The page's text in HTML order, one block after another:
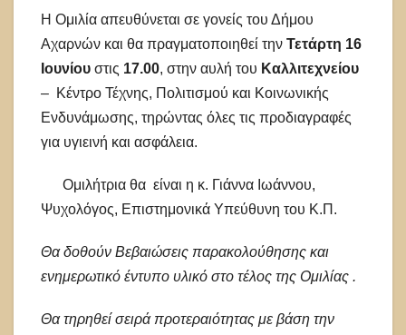
Η Ομιλία απευθύνεται σε γονείς του Δήμου
Αχαρνών και θα πραγματοποιηθεί την Τετάρτη 16
Ιουνίου στις 17.00, στην αυλή του Καλλιτεχνείου
– Κέντρο Τέχνης, Πολιτισμού και Κοινωνικής
Ενδυνάμωσης, τηρώντας όλες τις προδιαγραφές
για υγιεινή και ασφάλεια.
Ομιλήτρια θα είναι η κ. Γιάννα Ιωάννου,
Ψυχολόγος, Επιστημονικά Υπεύθυνη του Κ.Π.
Θα δοθούν Βεβαιώσεις παρακολούθησης και
ενημερωτικό έντυπο υλικό στο τέλος της Ομιλίας .
Θα τηρηθεί σειρά προτεραιότητας με βάση την